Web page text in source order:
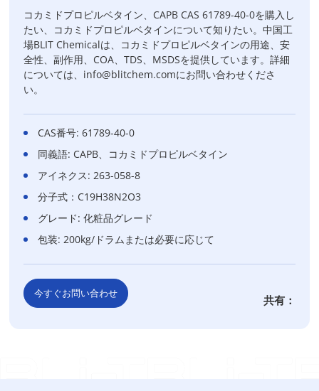
コカミドプロピルベタイン、CAPB CAS 61789-40-0を購入し
たい、コカミドプロピルベタインについて知りたい。中国工
場BLIT Chemicalは、コカミドプロピルベタインの用途、安
全性、副作用、COA、TDS、MSDSを提供しています。詳細
については、info@blitchem.comにお問い合わせくださ
い。
CAS番号: 61789-40-0
同義語: CAPB、コカミドプロピルベタイン
アイネクス: 263-058-8
分子式：C19H38N2O3
グレード: 化粧品グレード
包装: 200kg/ドラムまたは必要に応じて
今すぐお問い合わせ 共有：